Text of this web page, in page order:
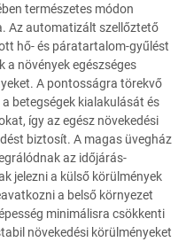
természetes módon
Az automatizált szellőztető
hő- és páratartalom-gyűlést
a növények egészséges
A pontosságra törekvő
betegségek kialakulását és
így az egész növekedési
biztosít. A magas üvegház
az időjárás-
jelezni a külső körülmények
a belső környezet
minimálisra csökkenti
növekedési körülményeket